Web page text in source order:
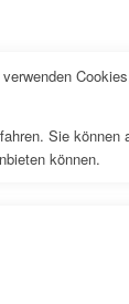
Sie
können.